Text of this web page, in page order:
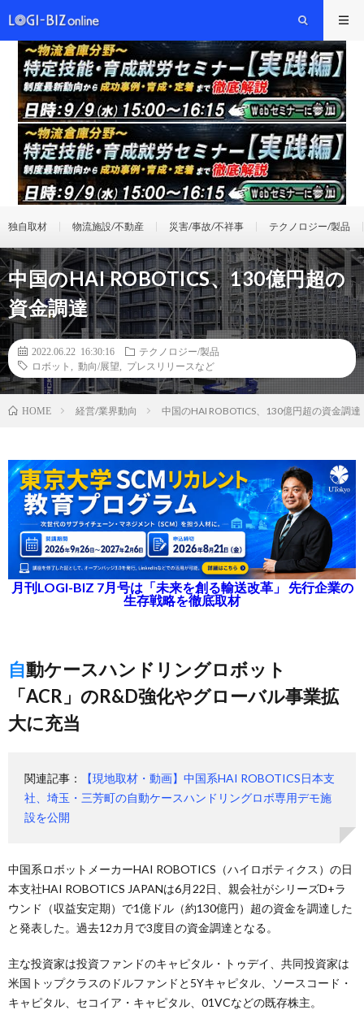
独自取材 物流施設/不動産 災害/事故/不祥事 テクノロジー/製品
中国のHAI ROBOTICS、130億円超の
資金調達
2022.06.22 16:30:16
テクノロジー/製品
ロボット
動向/展望 プレスリリースなど
HOME 経営/業界動向 中国のHAI ROBOTICS、130億円超の資金調達
月刊LOGI-BIZ 7月号は「未来を創る輸送改革」 先行企業の
生存戦略を徹底取材
自動ケースハンドリングロボット
「ACR」のR&D強化やグローバル事業拡
大に充当
関連記事：
【現地取材・動画】中国系HAI ROBOTICS日本支
社、埼玉・三芳町の自動ケースハンドリングロボ専用デモ施
設を公開
中国系ロボットメーカーHAI ROBOTICS（ハイロボティクス）の日
本支社HAI ROBOTICS JAPANは6月22日、親会社がシリーズD+ラ
ウンド（収益安定期）で1億ドル（約130億円）超の資金を調達した
と発表した。過去12カ月で3度目の資金調達となる。
主な投資家は投資ファンドのキャピタル・トゥデイ、共同投資家は
米国トップクラスのドルファンドと5Yキャピタル、ソースコード・
キャピタル、セコイア・キャピタル、01VCなどの既存株主。